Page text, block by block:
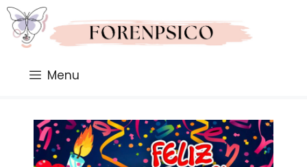
Saltar
al
contenido
Menu